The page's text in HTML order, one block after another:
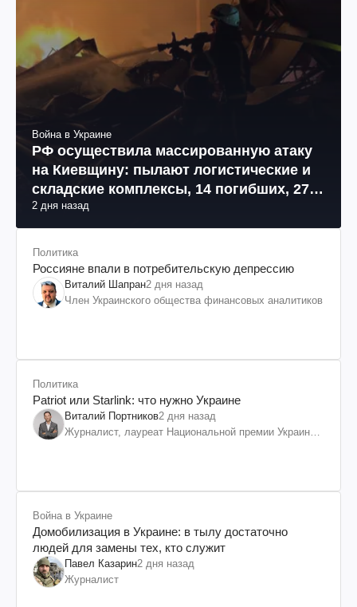
Война в Украине
РФ осуществила массированную атаку
на Киевщину: пылают логистические и
складские комплексы, 14 погибших, 27
раненых (фото, видео)
2 дня назад
Политика
Россияне впали в потребительскую депрессию
Виталий Шапран2 дня назад
Член Украинского общества финансовых аналитиков
Политика
Patriot или Starlink: что нужно Украине
Виталий Портников2 дня назад
Журналист, лауреат Национальной премии Украины
Война в Украине
Домобилизация в Украине: в тылу достаточно
людей для замены тех, кто служит
Павел Казарин2 дня назад
Журналист